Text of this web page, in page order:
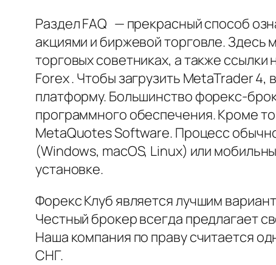
Раздел FAQ — прекрасный способ
акциями и биржевой торговле. Здесь
торговых советниках, а также
Forex . Чтобы загрузить MetaTrader
платформу. Большинство форекс-
программного обеспечения. Кроме
MetaQuotes Software. Процесс
(Windows, macOS, Linux) или
установке.
Форекс Клуб является лучшим
Честный брокер всегда предлагает
Наша компания по праву считается
СНГ.